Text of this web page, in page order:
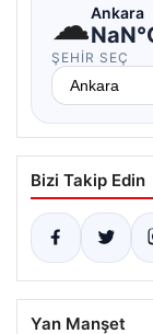
☁Ankara
ŞEHIR SEÇ
Bizi Takip Edin
Yan Manşet